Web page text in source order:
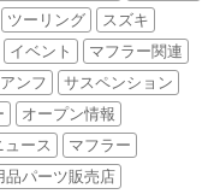
ツーリング
スズキ
イベント
マフラー関連
ンフ
サスペンション
オープン情報
ュース
マフラー
品パーツ販売店